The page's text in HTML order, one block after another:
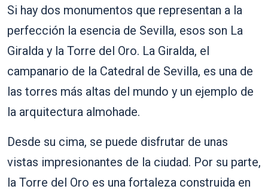
Si hay dos monumentos que representan a la
perfección la esencia de Sevilla, esos son La
Giralda y la Torre del Oro. La Giralda, el
campanario de la Catedral de Sevilla, es una de
las torres más altas del mundo y un ejemplo de
la arquitectura almohade.
Desde su cima, se puede disfrutar de unas
vistas impresionantes de la ciudad. Por su parte,
la Torre del Oro es una fortaleza construida en